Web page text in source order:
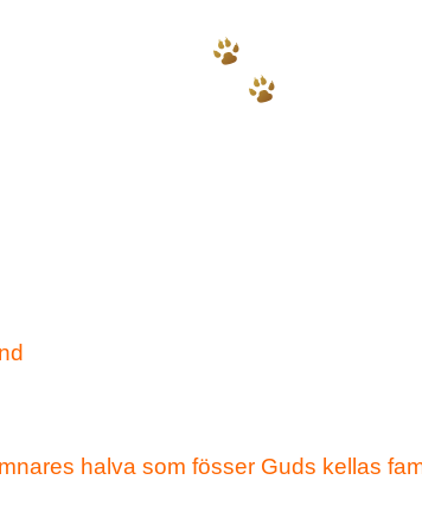
halva som fösser Guds kellas